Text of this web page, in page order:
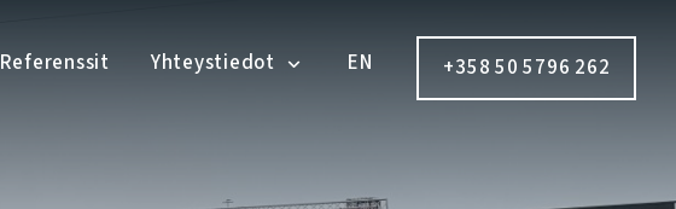
Referenssit Yhteystiedot EN +358 50 5796 262